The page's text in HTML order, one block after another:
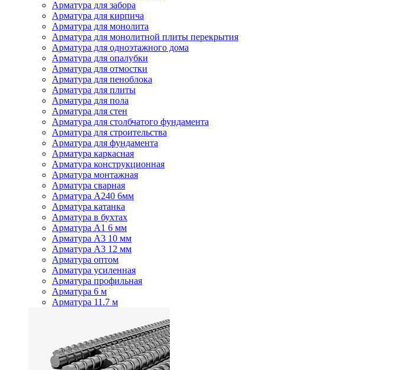
Арматура для забора
Арматура для кирпича
Арматура для монолита
Арматура для монолитной плиты перекрытия
Арматура для одноэтажного дома
Арматура для опалубки
Арматура для отмостки
Арматура для пеноблока
Арматура для плиты
Арматура для пола
Арматура для стен
Арматура для столбчатого фундамента
Арматура для строительства
Арматура для фундамента
Арматура каркасная
Арматура конструкционная
Арматура монтажная
Арматура сварная
Арматура А240 6мм
Арматура катанка
Арматура в бухтах
Арматура А1 6 мм
Арматура А3 10 мм
Арматура А3 12 мм
Арматура оптом
Арматура усиленная
Арматура профильная
Арматура 6 м
Арматура 11.7 м